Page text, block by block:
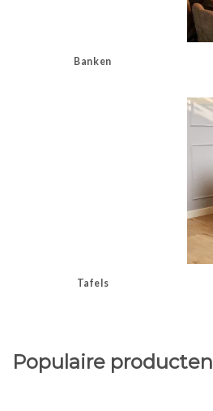
Banken
Tafels
Populaire producten